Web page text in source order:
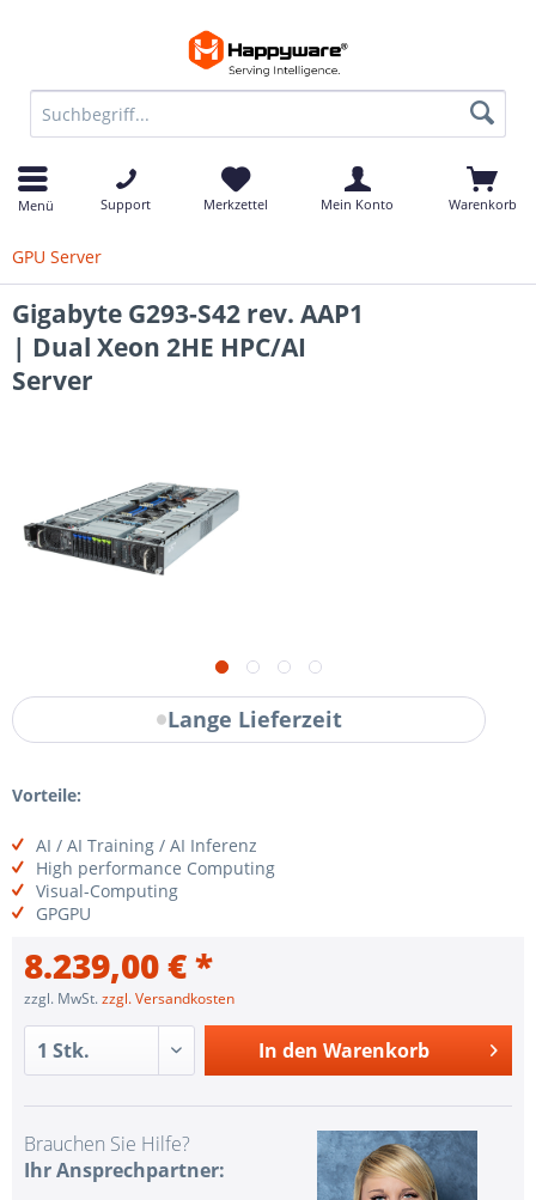
Menü Support Merkzettel Mein Konto Warenkorb
GPU Server
Gigabyte G293-S42 rev. AAP1
| Dual Xeon 2HE HPC/AI
Server
Lange Lieferzeit
Vorteile:
AI / AI Training / AI Inferenz
High performance Computing
Visual-Computing
GPGPU
8.239,00 € *
zzgl. MwSt.zzgl. Versandkosten
In den Warenkorb
Brauchen Sie Hilfe?
Ihr Ansprechpartner: